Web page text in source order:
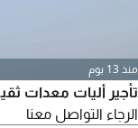
منذ 13 يوم
تأجير أليات معدات
الرجاء التواصل معنا